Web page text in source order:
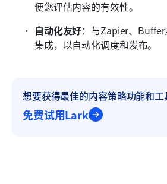
便您评估内容的有效性。
自动化友好：与Zapier、
集成，以自动化调度和发布。
想要获得最佳的内容策略功能和工
免费试用Lark